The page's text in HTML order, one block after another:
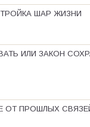
ШАР ЖИЗНИ
ИЛИ ЗАКОН
ОТ ПРОШЛЫХ